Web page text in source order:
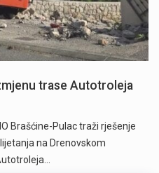
trase Autotroleja
Brašćine-Pulac traži rješenje
na Drenovskom